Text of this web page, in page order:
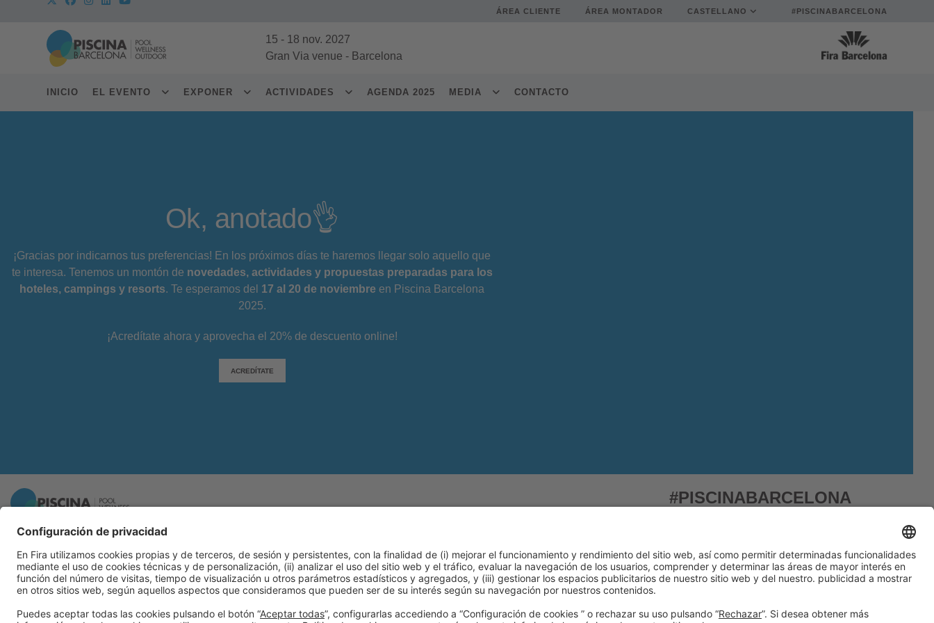
ÁREA CLIENTE ÁREA MONTADOR CASTELLANO #PISCINABARCELONA
15 - 18 nov. 2027
Gran Via venue - Barcelona
INICIO EL EVENTO EXPONER ACTIVIDADES AGENDA 2025 MEDIA CONTACTO
Ok, anotado👌
¡Gracias por indicarnos tus preferencias! En los próximos días te haremos llegar solo aquello que
te interesa. Tenemos un montón de novedades, actividades y propuestas preparadas para los
hoteles, campings y resorts. Te esperamos del 17 al 20 de noviembre en Piscina Barcelona
2025.
¡Acredítate ahora y aprovecha el 20% de descuento online!
ACREDÍTATE
Aviso legal
Política de privacidad
Política de cookies
#PISCINABARCELONA